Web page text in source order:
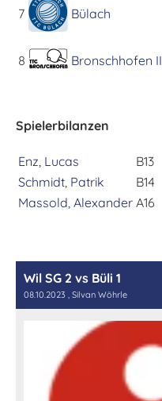
7 Bülach
8 Bronschhofen II
Spielerbilanzen
Enz, Lucas
B13
Schmidt, Patrik
B14
Massold, Alexander A16
Wil SG 2 vs Büli 1
08.10.2023 , Silvan Wöhrle